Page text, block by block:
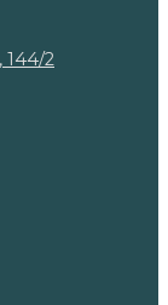
144/2